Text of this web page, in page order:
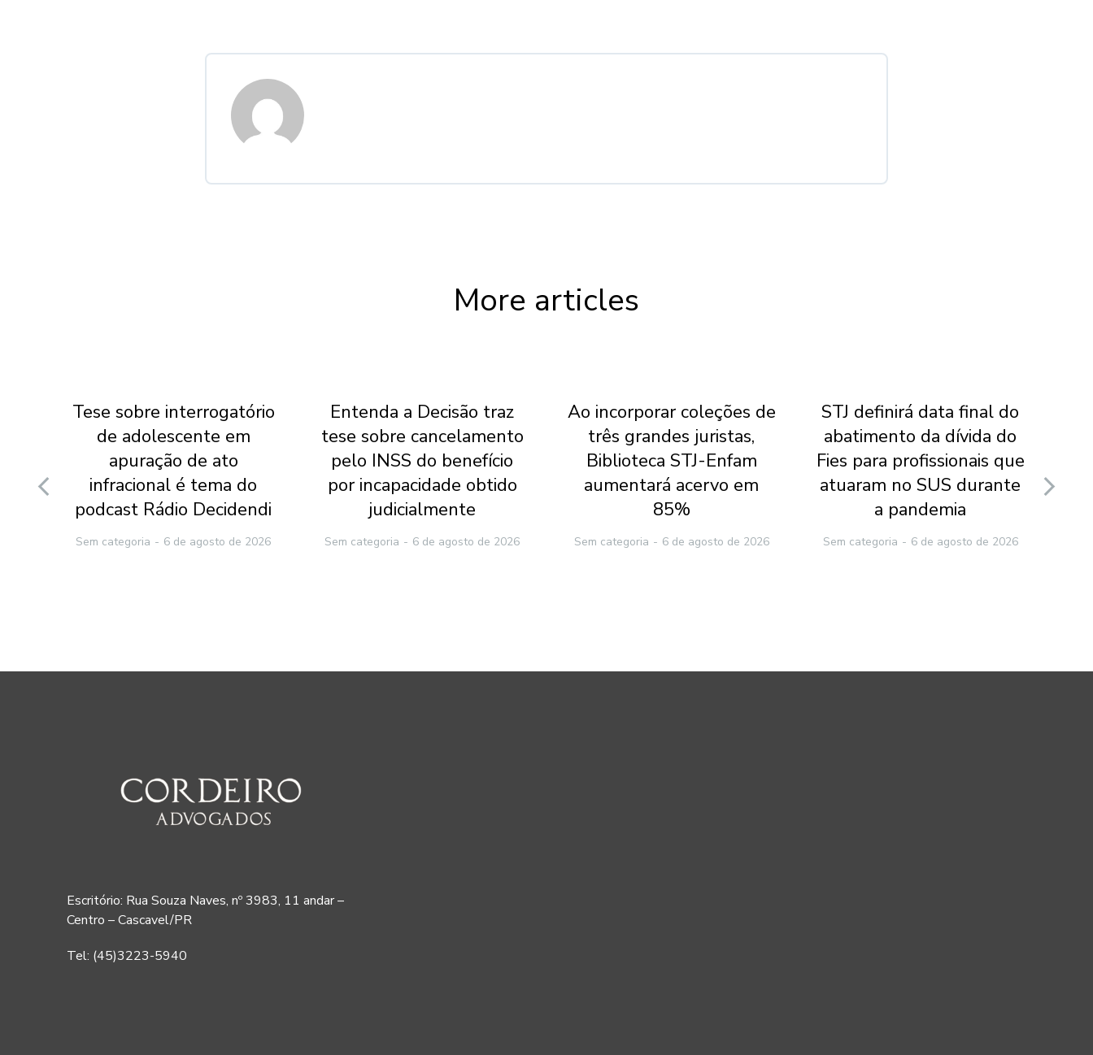
More articles
Tese sobre interrogatório
de adolescente em
apuração de ato
infracional é tema do
podcast Rádio Decidendi
Sem categoria 6 de agosto de 2026
Entenda a Decisão traz
tese sobre cancelamento
pelo INSS do benefício
por incapacidade obtido
judicialmente
Sem categoria 6 de agosto de 2026
Ao incorporar coleções de
três grandes juristas,
Biblioteca STJ-Enfam
aumentará acervo em
85%
Sem categoria 6 de agosto de 2026
STJ definirá data final do
abatimento da dívida do
Fies para profissionais que
atuaram no SUS durante
a pandemia
Sem categoria 6 de agosto de 2026
Escritório: Rua Souza Naves, nº 3983, 11 andar –
Centro – Cascavel/PR
Tel: (45)3223-5940